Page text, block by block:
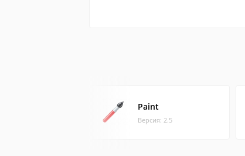
Paint
Версия: 2.5